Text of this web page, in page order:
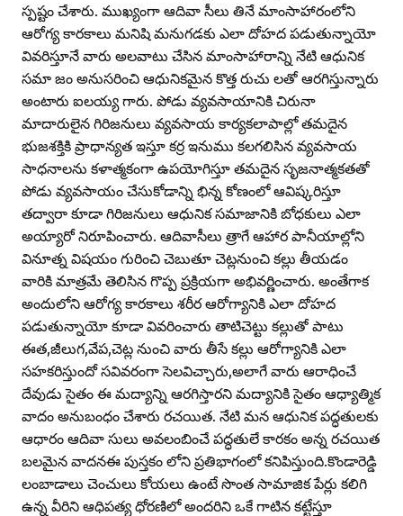
స్పష్టం చేశారు. ముఖ్యంగా ఆదివా సీలు తినే మాంసాహారంలోని
ఆరోగ్య కారకాలు మనిషి మనుగడకు ఎలా దోహద పడుతున్నాయో
వివరిస్తూనే వారు అలవాటు చేసిన మాంసాహారాన్ని నేటి ఆధునిక
సమా జం అనుసరించి ఆధునికమైన కొత్త రుచు లతో ఆరగిస్తున్నారు
అంటారు ఐలయ్య గారు. పోడు వ్యవసాయానికి చిరునా
మాదారులైన గిరిజనులు వ్యవసాయ కార్యకలాపాల్లో తమదైన
భుజశక్తికి ప్రాధాన్యత ఇస్తూ కర్ర ఇనుము కలగలిసిన వ్యవసాయ
సాధనాలను కళాత్మకంగా ఉపయోగిస్తూ తమదైన సృజనాత్మకతతో
పోడు వ్యవసాయం చేసుకోడాన్ని భిన్న కోణంలో ఆవిష్కరిస్తూ
తద్వారా కూడా గిరిజనులు ఆధునిక సమాజానికి బోధకులు ఎలా
అయ్యారో నిరూపించారు. ఆదివాసీలు త్రాగే ఆహార పానీయాల్లోని
వినూత్న విషయం గురించి చెబుతూ చెట్లనుంచి కల్లు తీయడం
వారికి మాత్రమే తెలిసిన గొప్ప ప్రక్రియగా అభివర్ణించారు. అంతేగాక
అందులోని ఆరోగ్య కారకాలు శరీర ఆరోగ్యానికి ఎలా దోహద
పడుతున్నాయో కూడా వివరించారు తాటిచెట్టు కల్లుతో పాటు
ఈత,జీలుగ,వేప,చెట్ల నుంచి వారు తీసే కల్లు ఆరోగ్యానికి ఎలా
సహకరిస్తుందో సవివరంగా సెలవిచ్చారు,అలాగే వారు ఆరాధించే
దేవుడు సైతం ఈ మద్యాన్ని ఆరగిస్తారని మద్యానికి సైతం ఆధ్యాత్మిక
వాదం అనుబంధం చేశారు రచయిత. నేటి మన ఆధునిక పద్ధతులకు
ఆధారం ఆదివా సులు అవలంబించే పద్ధతులే కారకం అన్న రచయిత
బలమైన వాదనఈ పుస్తకం లోని ప్రతిభాగంలో కనిపిస్తుంది.కొండారెడ్డి
లంబాడాలు చెంచులు కోయలు ఉంటే సొంత సామాజిక పేర్లు కలిగి
ఉన్న వీరిని ఆధిపత్య ధోరణిలో అందరిని ఒకే గాటిన కట్టేస్తూ